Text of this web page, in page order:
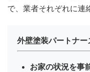
で、業者それぞれに連
外壁塗装パートナー
お家の状況を事